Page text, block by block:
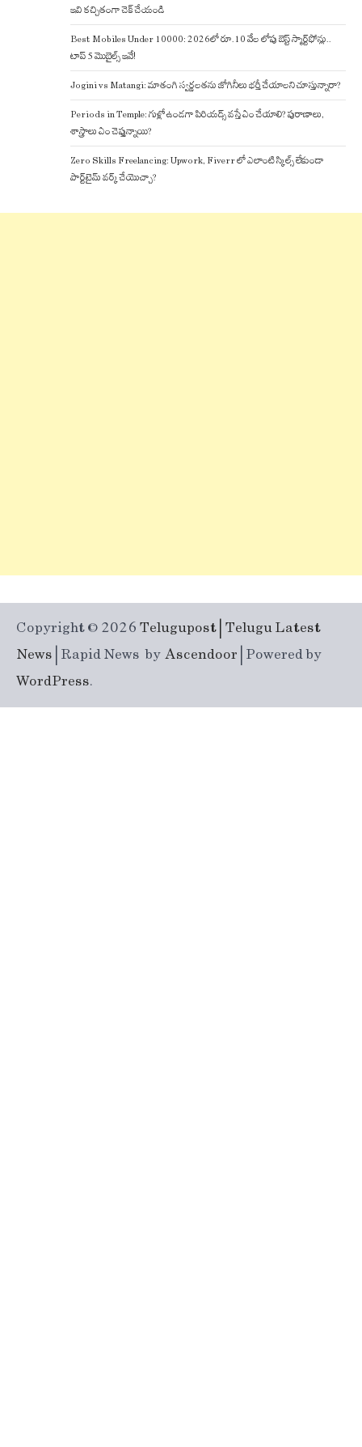
ఇవి కచ్చితంగా చెక్ చేయండి
Best Mobiles Under 10000: 2026లో రూ.10 వేల లోపు బెస్ట్ స్మార్ట్‌ఫోన్లు..
టాప్ 5 మొబైల్స్ ఇవే!
Jogini vs Matangi: మాతంగి స్వర్ణలతను జోగినీలు భర్తీ చేయాలని చూస్తున్నారా?
Periods in Temple: గుళ్లో ఉండగా పిరియడ్స్ వస్తే ఏం చేయాలి? పురాణాలు,
శాస్త్రాలు ఏం చెప్తున్నాయి?
Zero Skills Freelancing: Upwork, Fiverr లో ఎలాంటి స్కిల్స్ లేకుండా
పార్ట్‌టైమ్ వర్క్ చేయొచ్చా?
Copyright © 2026 Telugupost | Telugu Latest
News | Rapid News byAscendoor | Powered by
WordPress.